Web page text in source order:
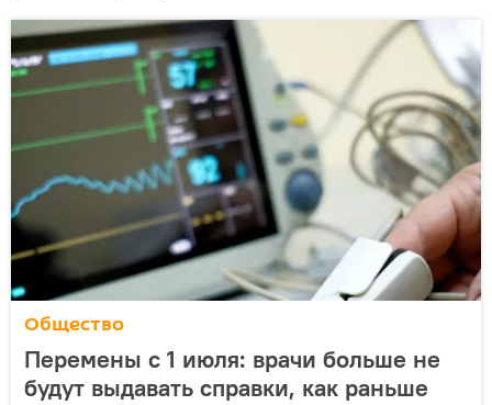
Общество
Перемены с 1 июля: врачи больше не
будут выдавать справки, как раньше